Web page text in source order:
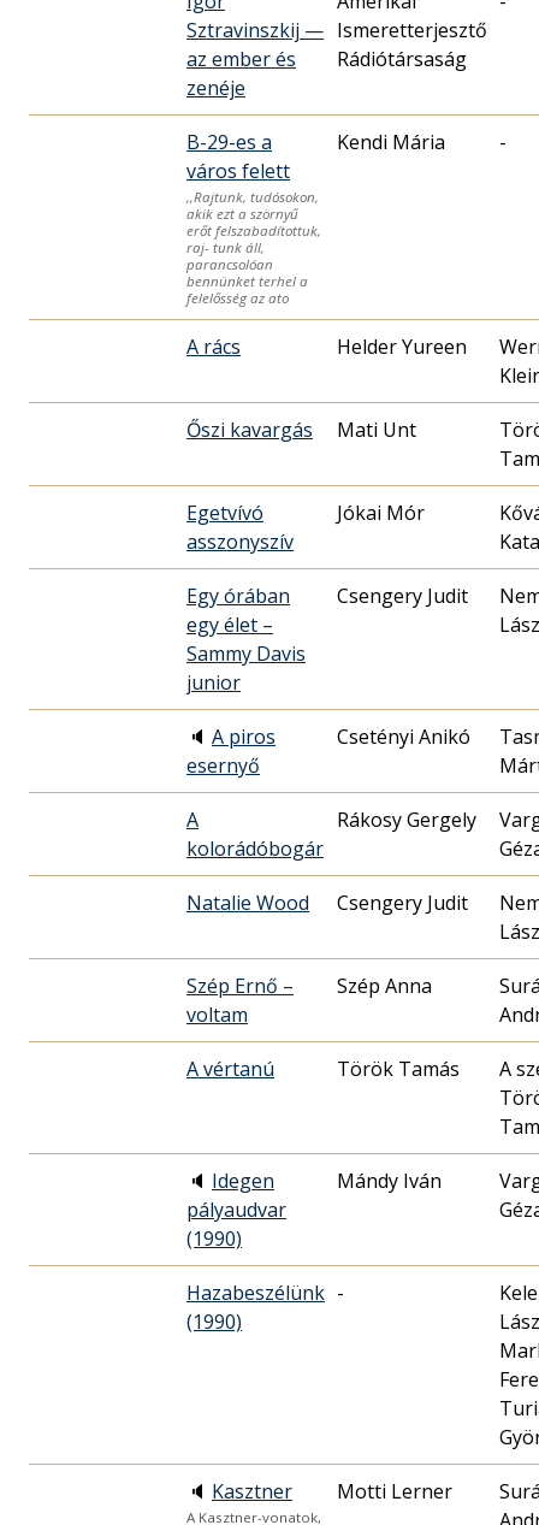
Sztravinszkij —
az ember és
zenéje
Ismeretterjesztő
Rádiótársaság
B-29-es a
város felett
,,Rajtunk, tudósokon,
akik ezt a szörnyű
erőt felszabadítottuk,
raj- tunk áll,
parancsolóan
bennünket terhel a
felelősség az ato
Kendi Mária -
A rács Helder Yureen
Őszi kavargás Mati Unt
Egetvívó
asszonyszív
Jókai Mór
Egy órában
egy élet –
Sammy Davis
junior
Csengery Judit
🔈 A piros
esernyő
Csetényi Anikó
A
kolorádóbogár
Rákosy Gergely
Natalie Wood Csengery Judit
Szép Ernő –
voltam
Szép Anna
A vértanú Török Tamás
A
🔈 Idegen
pályaudvar
(1990)
Mándy Iván
Hazabeszélünk
(1990)
-
🔈 Kasztner
A Kasztner-vonatok,
Motti Lerner